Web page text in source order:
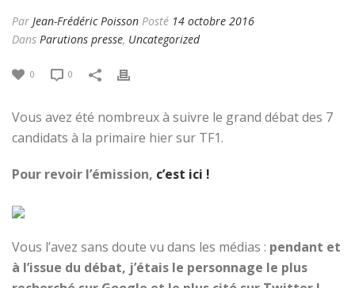
Par Jean-Frédéric Poisson Posté 14 octobre 2016
Dans Parutions presse, Uncategorized
0 0
Vous avez été nombreux à suivre le grand débat des 7
candidats à la primaire hier sur TF1.
Pour revoir l’émission, c’est ici !
Vous l’avez sans doute vu dans les médias : pendant et
à l’issue du débat, j’étais le personnage le plus